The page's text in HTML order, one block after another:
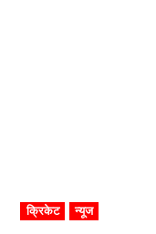
POSTED
IN
क्रिकेट न्यूज